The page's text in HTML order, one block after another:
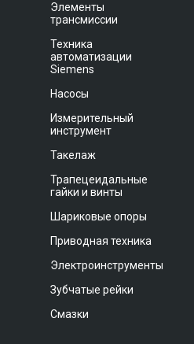
Элементы
трансмиссии
Техника
автоматизации
Siemens
Насосы
Измерительный
инструмент
Такелаж
Трапецеидальные
гайки и винты
Шариковые опоры
Приводная техника
Электроинструменты
Зубчатые рейки
Смазки